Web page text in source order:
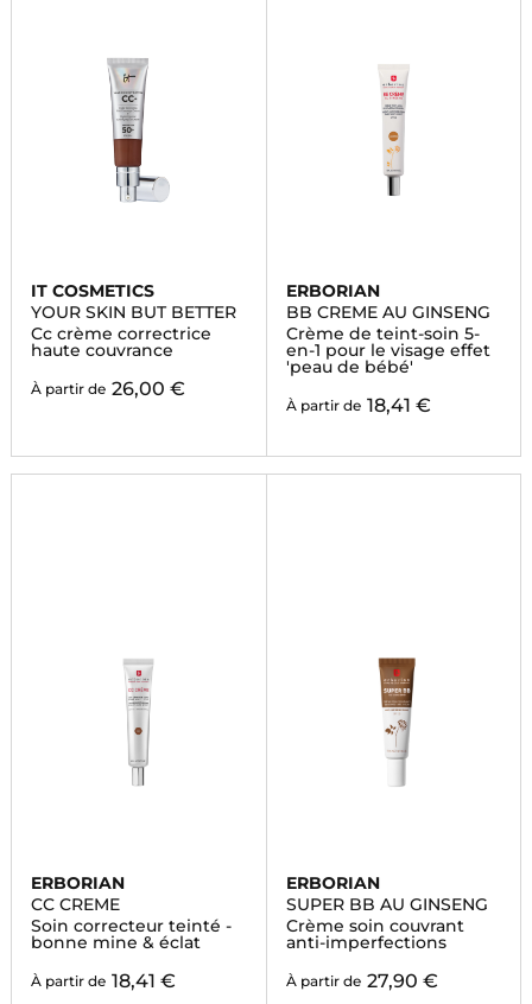
IT COSMETICS
YOUR SKIN BUT BETTER
Cc crème correctrice
haute couvrance
À partir de 26,00 €
ERBORIAN
BB CREME AU GINSENG
Crème de teint-soin 5-
en-1 pour le visage effet
'peau de bébé'
À partir de 18,41 €
ERBORIAN
CC CREME
Soin correcteur teinté -
bonne mine & éclat
À partir de 18,41 €
ERBORIAN
SUPER BB AU GINSENG
Crème soin couvrant
anti-imperfections
À partir de 27,90 €